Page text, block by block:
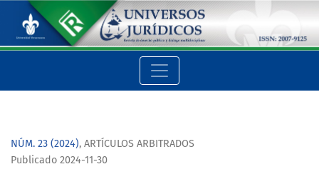
EL PENSAMIENTO DE HERMANN HELLER Y PEDRO DE VEGA
NÚM. 23 (2024), ARTÍCULOS ARBITRADOS
Publicado 2024-11-30